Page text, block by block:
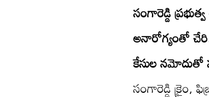
సంగారెడ్డి
అనారోగ్యంతో
కేసుల నమోదుతో
సంగారెడ్డి క్రైం,